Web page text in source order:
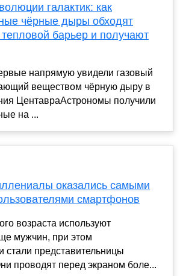
галактик: как
чёрные дыры обходят
барьер и получают
напрямую увидели газовый
веществом чёрную дыру в
ЦентавраАстрономы получили
на ...
оказались самыми
смартфонов
возраста используют
мужчин, при этом
стали представительницы
проводят перед экраном боле...